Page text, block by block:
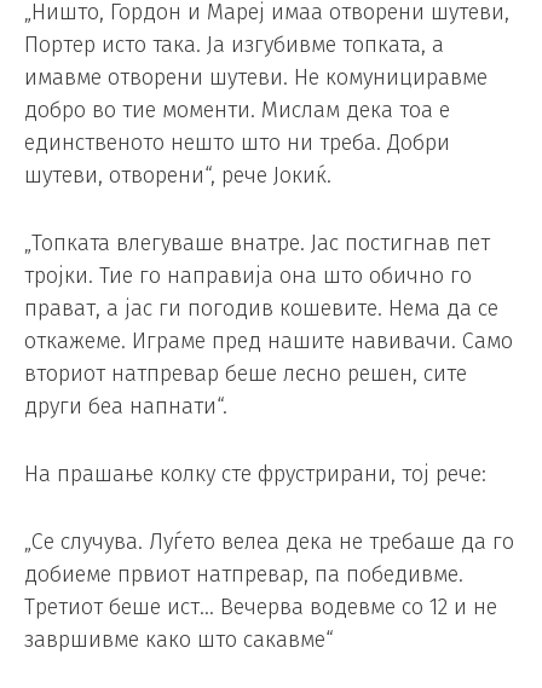
„Ништо, Гордон и Мареј имаа отворени шутеви,
Портер исто така. Ја изгубивме топката, а
имавме отворени шутеви. Не комунициравме
добро во тие моменти. Мислам дека тоа е
единственото нешто што ни треба. Добри
шутеви, отворени“, рече Јокиќ.
„Топката влегуваше внатре. Јас постигнав пет
тројки. Тие го направија она што обично го
прават, а јас ги погодив кошевите. Нема да се
откажеме. Играме пред нашите навивачи. Само
вториот натпревар беше лесно решен, сите
други беа напнати“.
На прашање колку сте фрустрирани, тој рече:
„Се случува. Луѓето велеа дека не требаше да го
добиеме првиот натпревар, па победивме.
Третиот беше ист… Вечерва водевме со 12 и не
завршивме како што сакавме“